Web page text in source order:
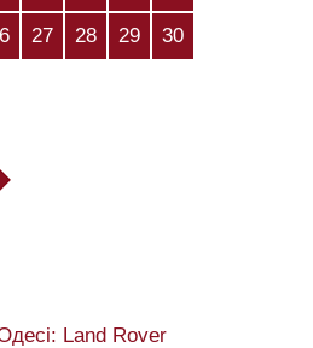
27 28 29 30
Land Rover